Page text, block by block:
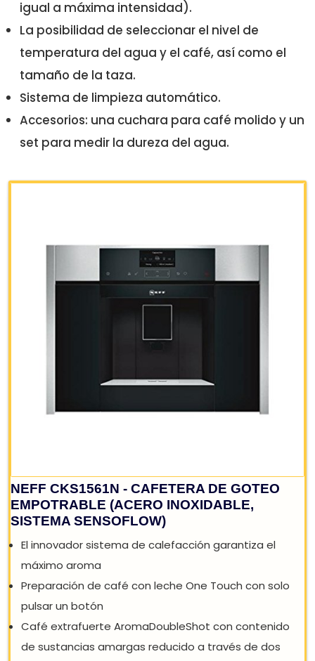
igual a máxima intensidad).
La posibilidad de seleccionar el nivel de
temperatura del agua y el café, así como el
tamaño de la taza.
Sistema de limpieza automático.
Accesorios: una cuchara para café molido y un
set para medir la dureza del agua.